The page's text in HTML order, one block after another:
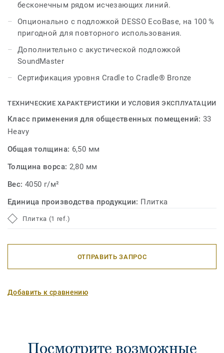
бесконечным рядом исчезающих линий.
Опционально с подложкой DESSO EcoBase, на 100 %
пригодной для повторного использования.
Дополнительно с акустической подложкой
SoundMaster
Сертификация уровня Cradle to Cradle® Bronze
ТЕХНИЧЕСКИЕ ХАРАКТЕРИСТИКИ И УСЛОВИЯ ЭКСПЛУАТАЦИИ
Класс применения для общественных помещений:33
Heavy
Общая толщина: 6,50 мм
Толщина ворса: 2,80 мм
Вес: 4050 г/м²
Единица производства продукции: Плитка
Плитка (1 ref.)
ОТПРАВИТЬ ЗАПРОС
Добавить к сравнению
Посмотрите возможные